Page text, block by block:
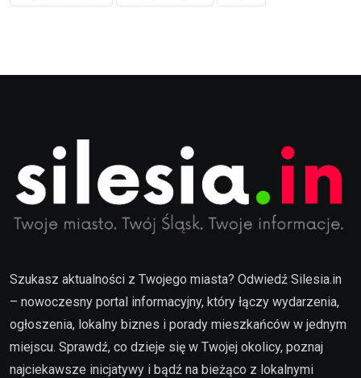
Szukasz aktualności z Twojego miasta? Odwiedź Silesia.in
– nowoczesny portal informacyjny, który łączy wydarzenia,
ogłoszenia, lokalny biznes i porady mieszkańców w jednym
miejscu. Sprawdź, co dzieje się w Twojej okolicy, poznaj
najciekawsze inicjatywy i bądź na bieżąco z lokalnymi